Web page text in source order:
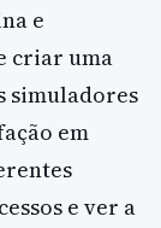
e
criar uma
simuladores
em
e ver a